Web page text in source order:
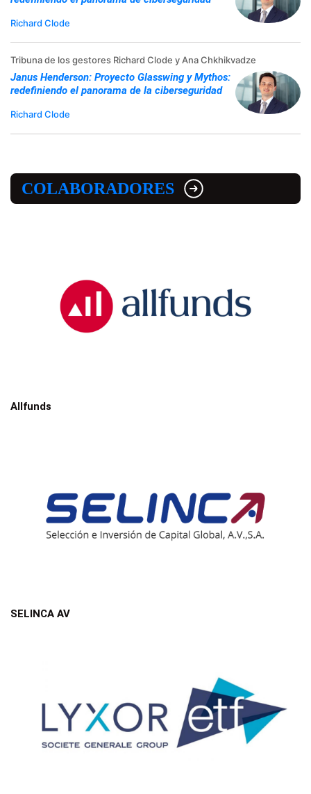
Richard Clode
Tribuna de los gestores Richard Clode y Ana Chkhikvadze
Janus Henderson: Proyecto Glasswing y Mythos:
redefiniendo el panorama de la ciberseguridad
Richard Clode
COLABORADORES
Allfunds
SELINCA AV